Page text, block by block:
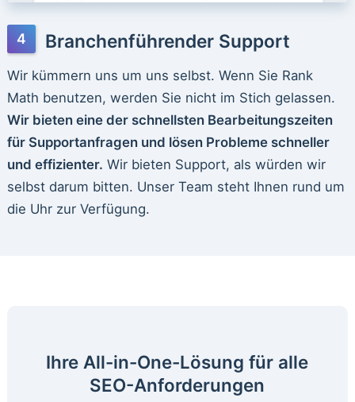
Branchenführender Support
Wir kümmern uns um uns selbst. Wenn Sie Rank
Math benutzen, werden Sie nicht im Stich gelassen.
Wir bieten eine der schnellsten Bearbeitungszeiten
für Supportanfragen und lösen Probleme schneller
und effizienter. Wir bieten Support, als würden wir
selbst darum bitten. Unser Team steht Ihnen rund um
die Uhr zur Verfügung.
Ihre All-in-One-Lösung für alle
SEO-Anforderungen